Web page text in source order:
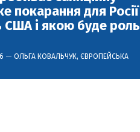
покарання для Росії
США і якою буде роль
— ОЛЬГА КОВАЛЬЧУК, ЄВРОПЕЙСЬКА